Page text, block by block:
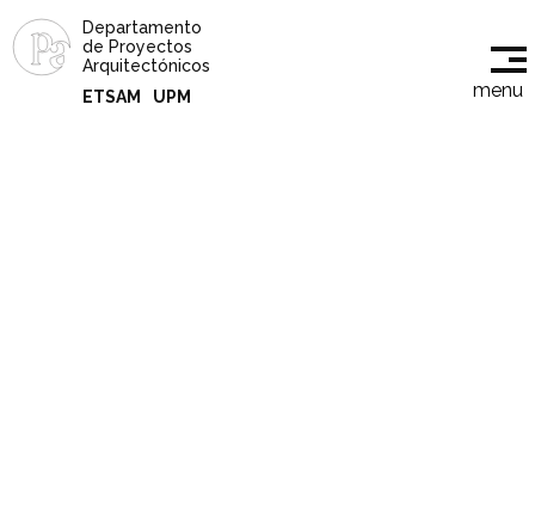
Departamento
de Proyectos
Arquitectónicos
ETSAM
UPM menu